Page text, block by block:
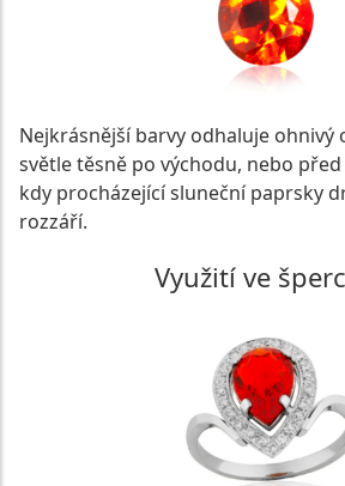
Nejkrásnější barvy odhaluje ohnivý
světle těsně po východu, nebo
kdy procházející sluneční paprsky
rozzáří.
Využití ve